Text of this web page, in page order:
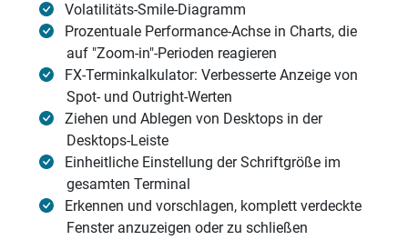
Volatilitäts-Smile-Diagramm
Prozentuale Performance-Achse in Charts, die
auf "Zoom-in"-Perioden reagieren
FX-Terminkalkulator: Verbesserte Anzeige von
Spot- und Outright-Werten
Ziehen und Ablegen von Desktops in der
Desktops-Leiste
Einheitliche Einstellung der Schriftgröße im
gesamten Terminal
Erkennen und vorschlagen, komplett verdeckte
Fenster anzuzeigen oder zu schließen